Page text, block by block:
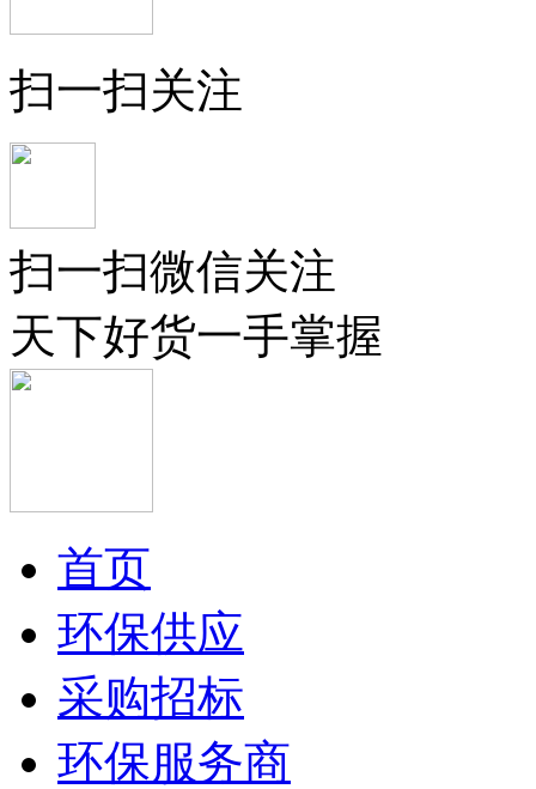
扫一扫关注
扫一扫微信关注
天下好货一手掌握
首页
环保供应
采购招标
环保服务商